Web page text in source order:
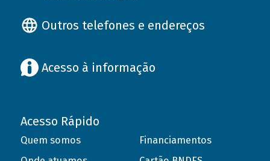
Outros telefones e endereços
Acesso à informação
Acesso Rápido
Quem somos
Financiamentos